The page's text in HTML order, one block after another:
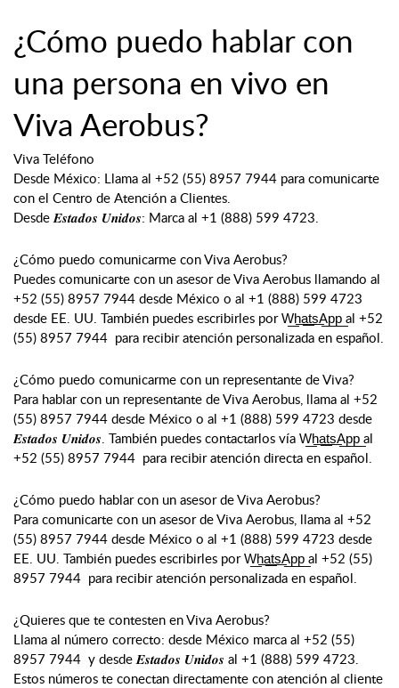
¿Cómo puedo hablar con
una persona en vivo en
Viva Aerobus?
Viva Teléfono
Desde México: Llama al +52 (55) 8957 7944 para comunicarte
con el Centro de Atención a Clientes.
Desde 𝑬𝒔𝒕𝒂𝒅𝒐𝒔 𝑼𝒏𝒊𝒅𝒐𝒔: Marca al +1 (888) 599 4723.
¿Cómo puedo comunicarme con Viva Aerobus?
Puedes comunicarte con un asesor de Viva Aerobus llamando al
+52 (55) 8957 7944 desde México o al +1 (888) 599 4723
desde EE. UU. También puedes escribirles por W͟h͟a͟t͟s͟A͟p͟p͟ al +52
(55) 8957 7944 para recibir atención personalizada en español.
¿Cómo puedo comunicarme con un representante de Viva?
Para hablar con un representante de Viva Aerobus, llama al +52
(55) 8957 7944 desde México o al +1 (888) 599 4723 desde
𝑬𝒔𝒕𝒂𝒅𝒐𝒔 𝑼𝒏𝒊𝒅𝒐𝒔. También puedes contactarlos vía W͟h͟a͟t͟s͟A͟p͟p͟ al
+52 (55) 8957 7944 para recibir atención directa en español.
¿Cómo puedo hablar con un asesor de Viva Aerobus?
Para comunicarte con un asesor de Viva Aerobus, llama al +52
(55) 8957 7944 desde México o al +1 (888) 599 4723 desde
EE. UU. También puedes escribirles por W͟h͟a͟t͟s͟A͟p͟p͟ al +52 (55)
8957 7944 para recibir atención personalizada en español.
¿Quieres que te contesten en Viva Aerobus?
Llama al número correcto: desde México marca al +52 (55)
8957 7944 y desde 𝑬𝒔𝒕𝒂𝒅𝒐𝒔 𝑼𝒏𝒊𝒅𝒐𝒔 al +1 (888) 599 4723.
Estos números te conectan directamente con atención al cliente